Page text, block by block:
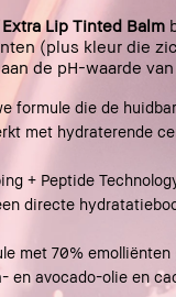
Lip Tinted Balm
(plus kleur die
de pH-waarde
formule die de
met hydraterende
+ Peptide
directe
met 70%
en avocado-olie en